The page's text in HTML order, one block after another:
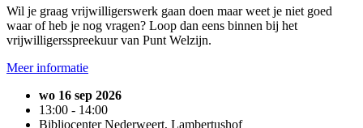
Wil je graag vrijwilligerswerk gaan doen maar weet je niet goed
waar of heb je nog vragen? Loop dan eens binnen bij het
vrijwilligersspreekuur van Punt Welzijn.
Meer informatie
wo 16 sep 2026
13:00 - 14:00
Bibliocenter Nederweert, Lambertushof